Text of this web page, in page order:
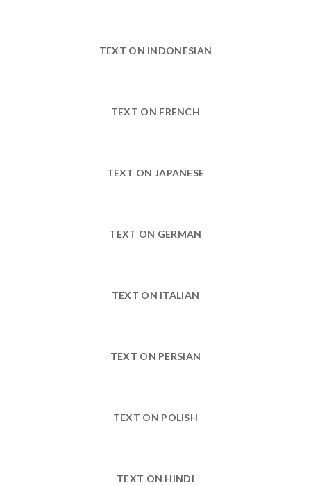
TEXT ON INDONESIAN
TEXT ON FRENCH
TEXT ON JAPANESE
TEXT ON GERMAN
TEXT ON ITALIAN
TEXT ON PERSIAN
TEXT ON POLISH
TEXT ON HINDI